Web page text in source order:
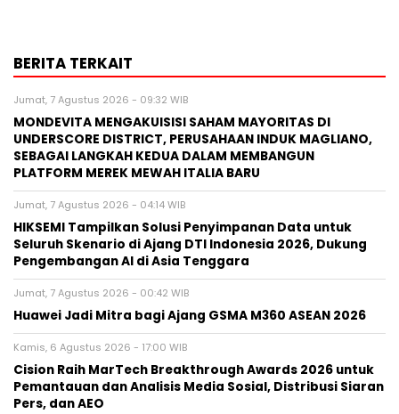
BERITA TERKAIT
Jumat, 7 Agustus 2026 - 09:32 WIB
MONDEVITA MENGAKUISISI SAHAM MAYORITAS DI
UNDERSCORE DISTRICT, PERUSAHAAN INDUK MAGLIANO,
SEBAGAI LANGKAH KEDUA DALAM MEMBANGUN
PLATFORM MEREK MEWAH ITALIA BARU
Jumat, 7 Agustus 2026 - 04:14 WIB
HIKSEMI Tampilkan Solusi Penyimpanan Data untuk
Seluruh Skenario di Ajang DTI Indonesia 2026, Dukung
Pengembangan AI di Asia Tenggara
Jumat, 7 Agustus 2026 - 00:42 WIB
Huawei Jadi Mitra bagi Ajang GSMA M360 ASEAN 2026
Kamis, 6 Agustus 2026 - 17:00 WIB
Cision Raih MarTech Breakthrough Awards 2026 untuk
Pemantauan dan Analisis Media Sosial, Distribusi Siaran
Pers, dan AEO